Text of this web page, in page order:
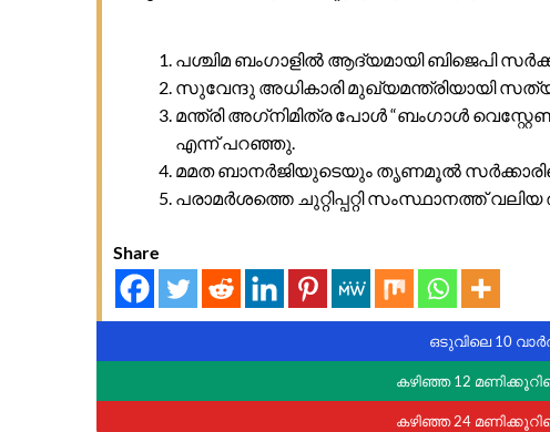
പശ്ചിമ ബംഗാളിൽ ആദ്യമായി ബിജെപി
സുവേന്ദു അധികാരി മുഖ്യമന്ത്രിയായി
മന്ത്രി അഗ്‌നിമിത്ര പോൾ “ബംഗാൾ
എന്ന് പറഞ്ഞു.
മമത ബാനർജിയുടെയും തൃണമൂൽ
പരാമർശത്തെ ചുറ്റിപ്പറ്റി സംസ്ഥാനത്ത്
Share
ഒടുവിലെ 10
കഴിഞ്ഞ 12
കഴിഞ്ഞ 24